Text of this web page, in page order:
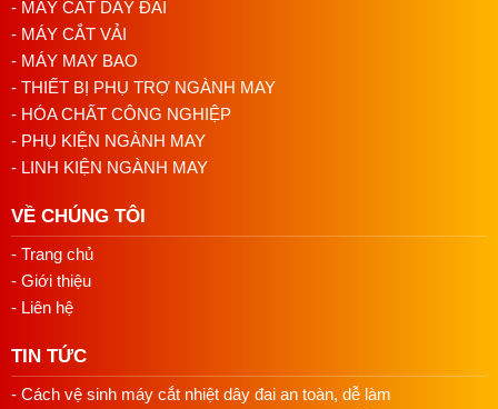
- MÁY CẮT DÂY ĐAI
- MÁY CẮT VẢI
- MÁY MAY BAO
- THIẾT BỊ PHỤ TRỢ NGÀNH MAY
- HÓA CHẤT CÔNG NGHIỆP
- PHỤ KIỆN NGÀNH MAY
- LINH KIỆN NGÀNH MAY
VỀ CHÚNG TÔI
- Trang chủ
- Giới thiệu
- Liên hệ
TIN TỨC
- Cách vệ sinh máy cắt nhiệt dây đai an toàn, dễ làm